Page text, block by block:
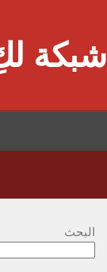
شبكة
البحث